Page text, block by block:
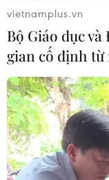
vietnamplus.vn
Bộ Giáo dục
gian cố định từ